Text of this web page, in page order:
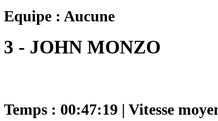
Equipe : Aucune
3 - JOHN MONZO
Temps : 00:47:19 | Vitesse